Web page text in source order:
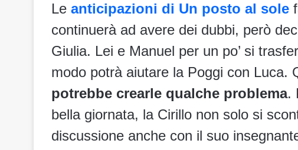
Le anticipazioni di Un posto al sole
continuerà ad avere dei dubbi, però
Giulia. Lei e Manuel per un po’ si
modo potrà aiutare la Poggi con Luca.
potrebbe crearle qualche problema.
bella giornata, la Cirillo non solo si
discussione anche con il suo